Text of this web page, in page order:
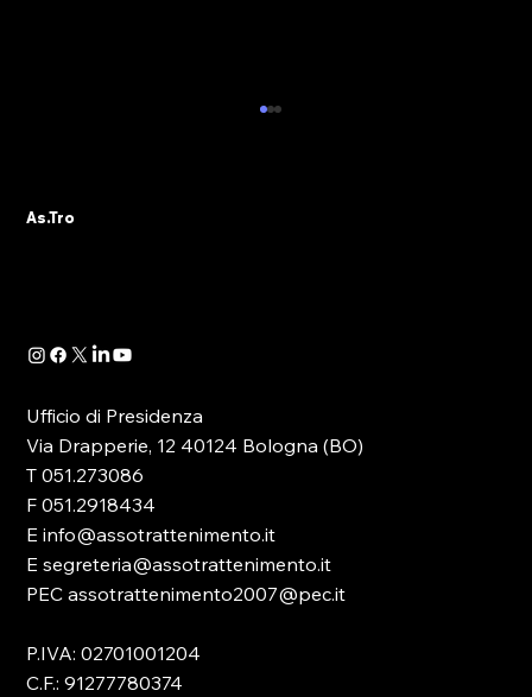
Determinazione Direttoriale di ADM, con la
As.Tro
Ufficio di Presidenza
Via Drapperie, 12 40124 Bologna (BO)
T 051.273086
F 051.2918434
E info@assotrattenimento.it
E segreteria@assotrattenimento.it
PEC assotrattenimento2007@pec.it
P.IVA: 02701001204
C.F.: 91277780374